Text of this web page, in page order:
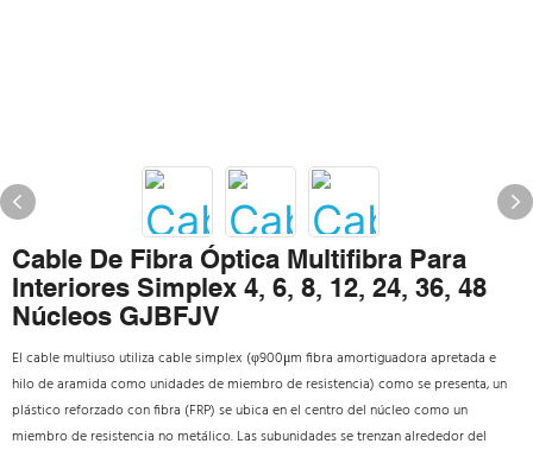
Cable De Fibra Óptica Multifibra Para
Interiores Simplex 4, 6, 8, 12, 24, 36, 48
Núcleos GJBFJV
El cable multiuso utiliza cable simplex (φ900μm fibra amortiguadora apretada e
hilo de aramida como unidades de miembro de resistencia) como se presenta, un
plástico reforzado con fibra (FRP) se ubica en el centro del núcleo como un
miembro de resistencia no metálico. Las subunidades se trenzan alrededor del